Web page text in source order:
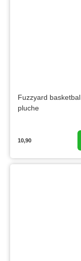
Fuzzyard basketbal
pluche
10,90